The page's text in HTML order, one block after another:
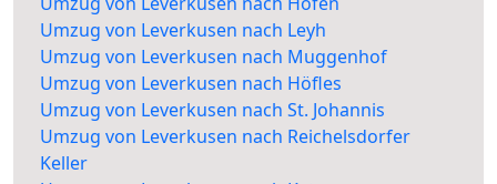
Umzug von Leverkusen nach Leyh
Umzug von Leverkusen nach Muggenhof
Umzug von Leverkusen nach Höfles
Umzug von Leverkusen nach St. Johannis
Umzug von Leverkusen nach Reichelsdorfer
Keller